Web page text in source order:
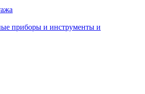
приборы и инструменты и